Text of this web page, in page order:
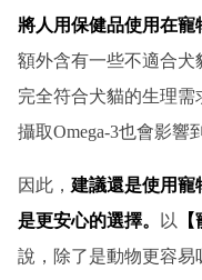
將人用保健品使用在寵
額外含有一些不適合
完全符合犬貓的生理
攝取Omega-3也會影響
因此， 建議還是使用寵
是更安心的選擇。
以
說，除了是動物更容易